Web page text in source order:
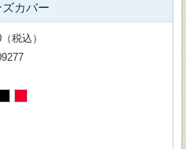
カバー
税込）